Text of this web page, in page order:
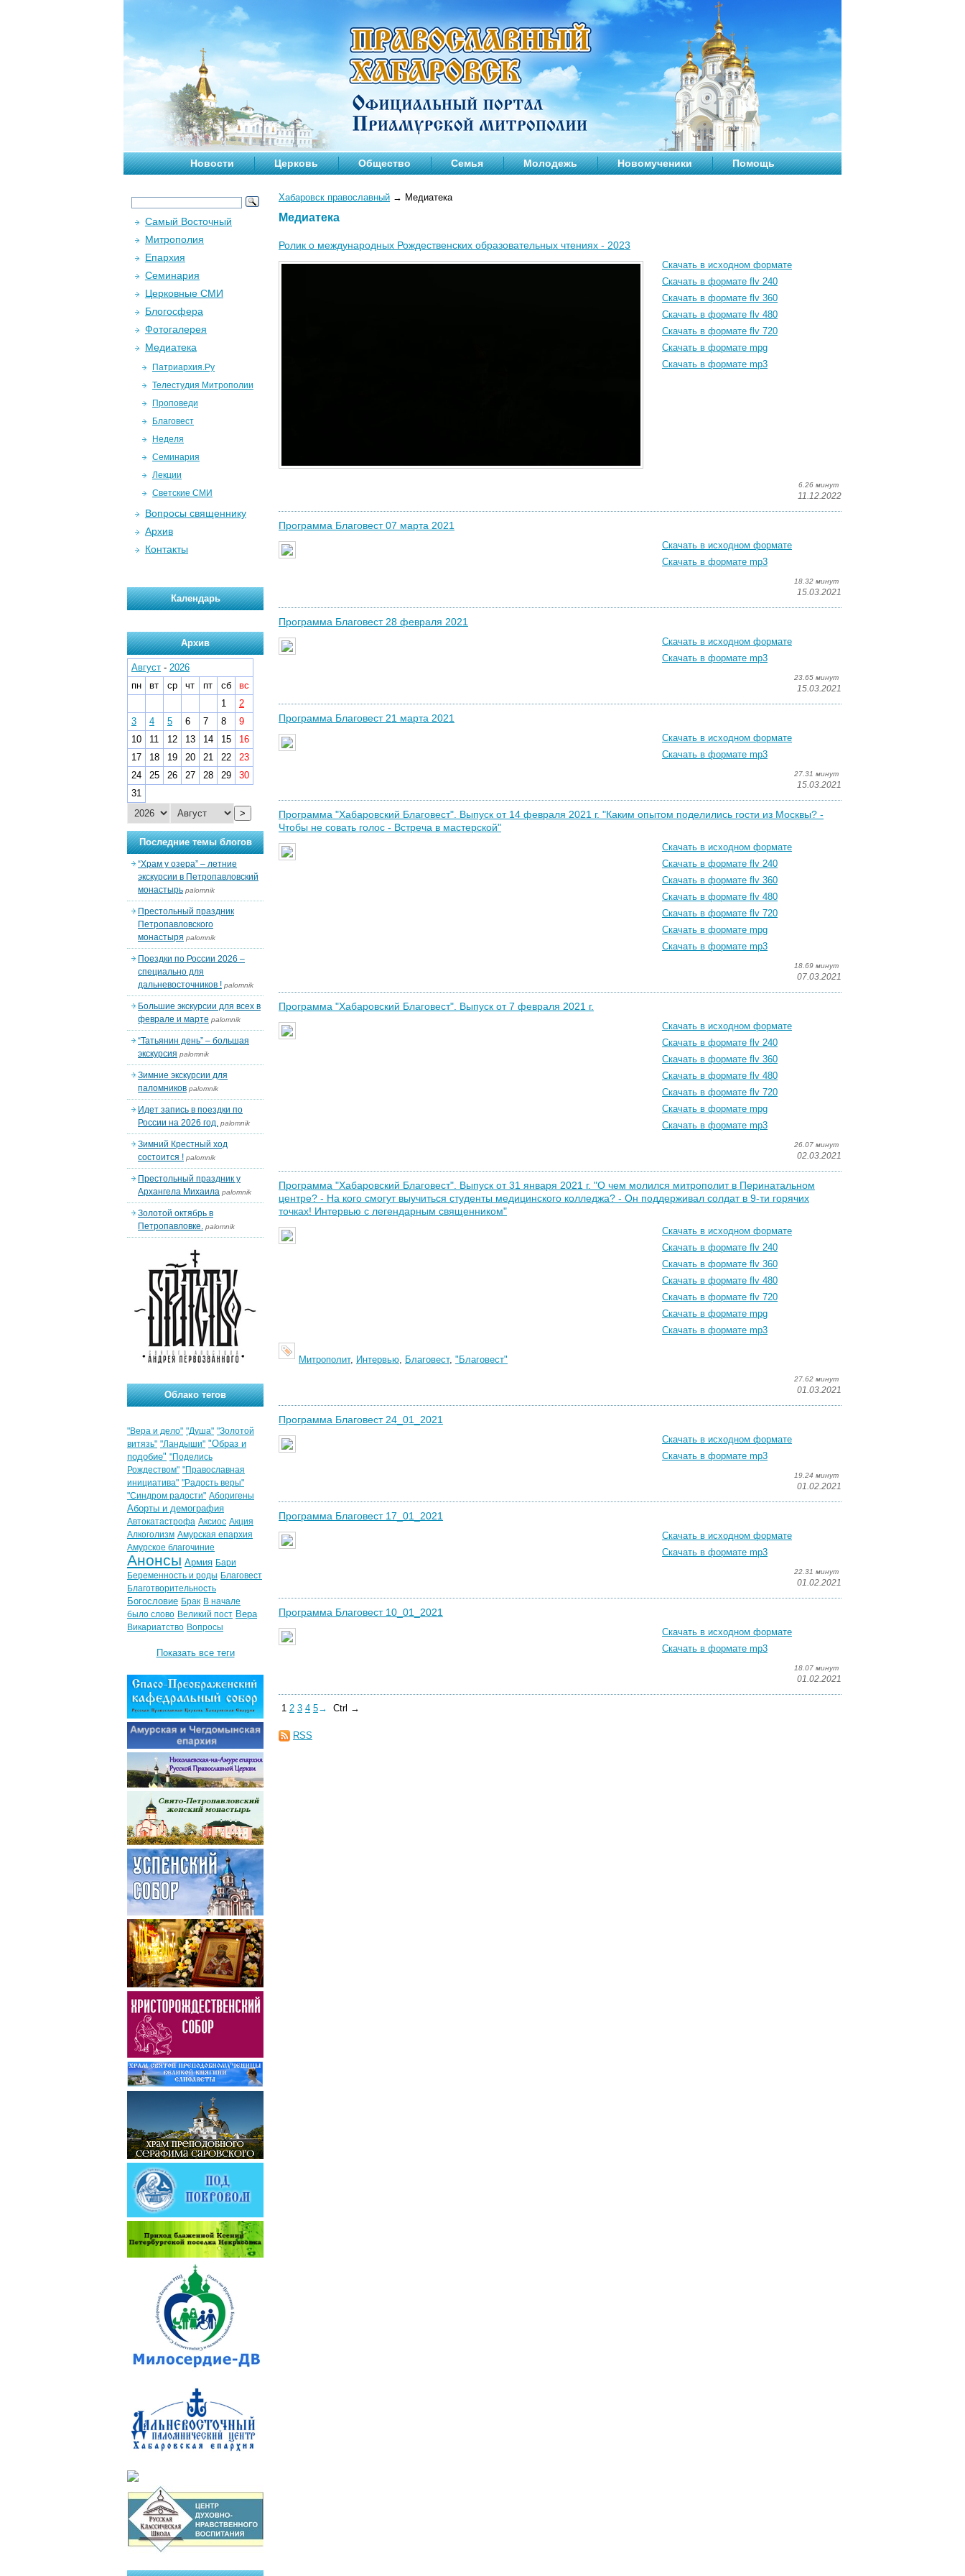
Новости Церковь Общество Семья Молодежь Новомученики Помощь
Хабаровск православный → Медиатека
Медиатека
Ролик о международных Рождественских образовательных чтениях - 2023
Скачать в исходном формате
Скачать в формате flv 240
Скачать в формате flv 360
Скачать в формате flv 480
Скачать в формате flv 720
Скачать в формате mpg
Скачать в формате mp3
6.26 минут
11.12.2022
Программа Благовест 07 марта 2021
Скачать в исходном формате
Скачать в формате mp3
18.32 минут
15.03.2021
Программа Благовест 28 февраля 2021
Скачать в исходном формате
Скачать в формате mp3
23.65 минут
15.03.2021
Программа Благовест 21 марта 2021
Скачать в исходном формате
Скачать в формате mp3
27.31 минут
15.03.2021
Программа "Хабаровский Благовест". Выпуск от 14 февраля 2021 г. "Каким опытом поделились гости из Москвы? -
Чтобы не совать голос - Встреча в мастерской"
Скачать в исходном формате
Скачать в формате flv 240
Скачать в формате flv 360
Скачать в формате flv 480
Скачать в формате flv 720
Скачать в формате mpg
Скачать в формате mp3
18.69 минут
07.03.2021
Программа "Хабаровский Благовест". Выпуск от 7 февраля 2021 г.
Скачать в исходном формате
Скачать в формате flv 240
Скачать в формате flv 360
Скачать в формате flv 480
Скачать в формате flv 720
Скачать в формате mpg
Скачать в формате mp3
26.07 минут
02.03.2021
Программа "Хабаровский Благовест". Выпуск от 31 января 2021 г. "О чем молился митрополит в Перинатальном
центре? - На кого смогут выучиться студенты медицинского колледжа? - Он поддерживал солдат в 9-ти горячих
точках! Интервью с легендарным священником"
Скачать в исходном формате
Скачать в формате flv 240
Скачать в формате flv 360
Скачать в формате flv 480
Скачать в формате flv 720
Скачать в формате mpg
Скачать в формате mp3
Митрополит, Интервью, Благовест, "Благовест"
27.62 минут
01.03.2021
Программа Благовест 24_01_2021
Скачать в исходном формате
Скачать в формате mp3
19.24 минут
01.02.2021
Программа Благовест 17_01_2021
Скачать в исходном формате
Скачать в формате mp3
22.31 минут
01.02.2021
Программа Благовест 10_01_2021
Скачать в исходном формате
Скачать в формате mp3
18.07 минут
01.02.2021
1 2 3 4 5→ Ctrl →
RSS
Самый Восточный
Митрополия
Епархия
Семинария
Церковные СМИ
Блогосфера
Фотогалерея
Медиатека
Патриархия.Ру
Телестудия Митрополии
Проповеди
Благовест
Неделя
Семинария
Лекции
Светские СМИ
Вопросы священнику
Архив
Контакты
Календарь
Архив
Август - 2026
пн
вт ср чт пт сб
вс
1
2
3
4 5 6 7 8
9
10
11 12 13 14 15
16
17
18 19 20 21 22
23
24
25 26 27 28 29
30
31
>
Последние темы блогов
“Храм у озера” – летние
экскурсии в Петропавловский
монастырь palomnik
Престольный праздник
Петропавловского
монастыря palomnik
Поездки по России 2026 –
специально для
дальневосточников ! palomnik
Большие экскурсии для всех в
феврале и марте palomnik
“Татьянин день” – большая
экскурсия palomnik
Зимние экскурсии для
паломников palomnik
Идет запись в поездки по
России на 2026 год. palomnik
Зимний Крестный ход
состоится ! palomnik
Престольный праздник у
Архангела Михаила palomnik
Золотой октябрь в
Петропавловке. palomnik
Облако тегов
"Вера и дело" "Душа" "Золотой
витязь" "Ландыши" "Образ и
подобие" "Поделись
Рождеством" "Православная
инициатива" "Радость веры"
"Синдром радости" Аборигены
Аборты и демография
Автокатастрофа Аксиос Акция
Алкоголизм Амурская епархия
Амурское благочиние
Анонсы Армия Бари
Беременность и роды Благовест
Благотворительность
Богословие Брак В начале
было слово Великий пост Вера
Викариатство Вопросы
Показать все теги